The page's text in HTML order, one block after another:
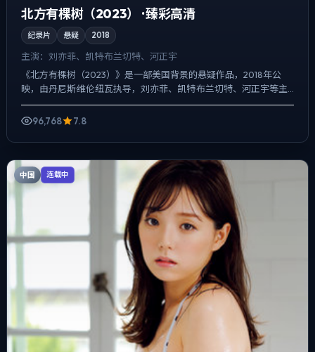
北方有棵树（2023） · 臻彩高清
纪录片 悬疑 2018
主演： 刘亦菲、凯特·布兰切特、河正宇
《北方有棵树（2023）》是一部美国背景的悬疑作品，2018年公
映，由丹尼斯·维伦纽瓦执导，刘亦菲、凯特·布兰切特、河正宇等主
演。用双线叙事把过去与现在拧成一股绳，悬疑外壳下，...
96,768
7.8
中国 连载中